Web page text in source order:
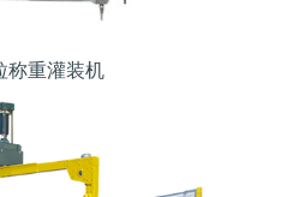
称重灌装机